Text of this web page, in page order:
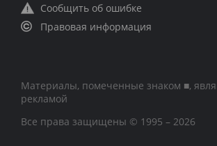
Сообщить об ошибке
Правовая информация
Материалы, помеченные знаком ■,
рекламой
Все права защищены © 1995 – 2026